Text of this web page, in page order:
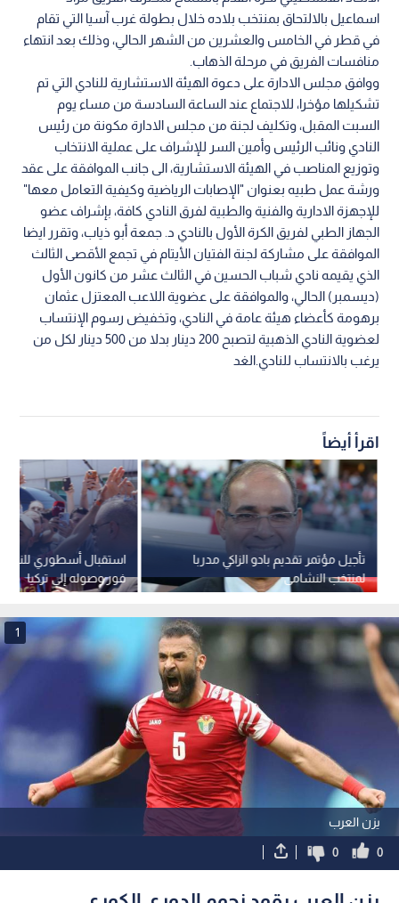
اسماعيل بالالتحاق بمنتخب بلاده خلال بطولة غرب آسيا التي تقام
في قطر في الخامس والعشرين من الشهر الحالي، وذلك بعد انتهاء
منافسات الفريق في مرحلة الذهاب.
ووافق مجلس الادارة على دعوة الهيئة الاستشارية للنادي التي تم
تشكيلها مؤخرا، للاجتماع عند الساعة السادسة من مساء يوم
السبت المقبل، وتكليف لجنة من مجلس الادارة مكونة من رئيس
النادي ونائب الرئيس وأمين السر للإشراف على عملية الانتخاب
وتوزيع المناصب في الهيئة الاستشارية، الى جانب الموافقة على عقد
ورشة عمل طبيه بعنوان "الإصابات الرياضية وكيفية التعامل معها"
للإجهزة الادارية والفنية والطبية لفرق النادي كافة، بإشراف عضو
الجهاز الطبي لفريق الكرة الأول بالنادي د. جمعة أبو ذياب، وتقرر ايضا
الموافقة على مشاركة لجنة الفتيان الأيتام في تجمع الأقصى الثالث
الذي يقيمه نادي شباب الحسين في الثالث عشر من كانون الأول
(ديسمبر) الحالي، والموافقة على عضوية اللاعب المعتزل عثمان
برهومة كأعضاء هيئة عامة في النادي، وتخفيض رسوم الإنتساب
لعضوية النادي الذهبية لتصبح 200 دينار بدلا من 500 دينار لكل من
يرغب بالانتساب للنادي.الغد
اقرأ أيضاً
استقبال أسطوري
فور وصوله إلى تركيا
تأجيل مؤتمر تقديم بادو الزاكي مدربا
لمنتخب النشامى
يزن العرب
1
0
0